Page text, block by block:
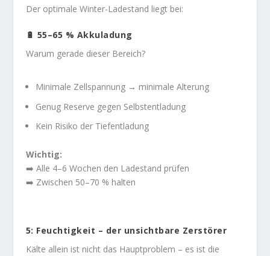
Der optimale Winter-Ladestand liegt bei:
🔋 55–65 % Akkuladung
Warum gerade dieser Bereich?
Minimale Zellspannung → minimale Alterung
Genug Reserve gegen Selbstentladung
Kein Risiko der Tiefentladung
Wichtig:
➡️ Alle 4–6 Wochen den Ladestand prüfen
➡️ Zwischen 50–70 % halten
5: Feuchtigkeit – der unsichtbare Zerstörer
Kälte allein ist nicht das Hauptproblem – es ist die